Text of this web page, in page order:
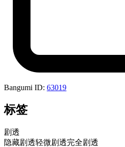
Bangumi ID: 63019
标签
剧透
隐藏剧透轻微剧透完全剧透